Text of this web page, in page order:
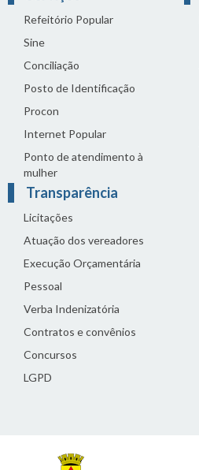
Refeitório Popular
Sine
Conciliação
Posto de Identificação
Procon
Internet Popular
Ponto de atendimento à
mulher
Transparência
Licitações
Atuação dos vereadores
Execução Orçamentária
Pessoal
Verba Indenizatória
Contratos e convênios
Concursos
LGPD